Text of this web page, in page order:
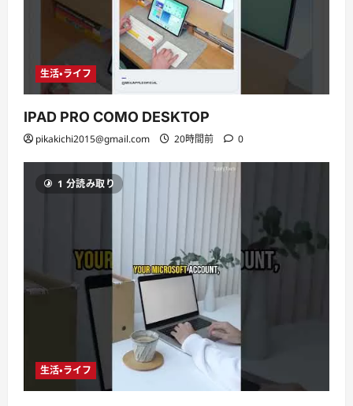
生活・ライフ
IPAD PRO COMO DESKTOP
pikakichi2015@gmail.com 20時間前 0
1 分読み取り
生活・ライフ